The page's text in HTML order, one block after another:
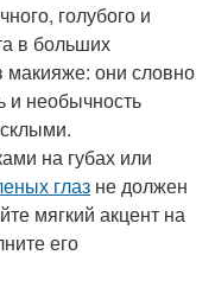
голубого и
в больших
макияже: они словно
и необычность
на губах или
глаз не должен
мягкий акцент на
его